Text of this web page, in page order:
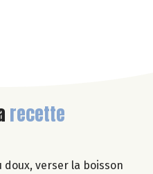
recette
doux, verser la boisson